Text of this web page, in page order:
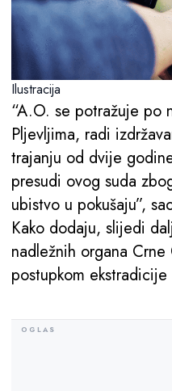
Ilustracija
“A.O. se potražuje po
Pljevljima, radi
trajanju od dvije
presudi ovog suda
ubistvo u pokušaju”,
Kako dodaju, slijedi
nadležnih organa
postupkom ekstradicije